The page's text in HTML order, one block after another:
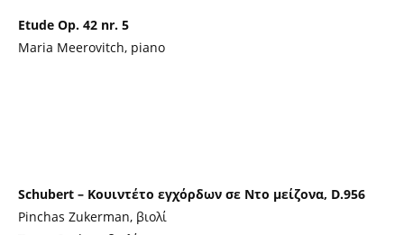
Etude Op. 42 nr. 5
Maria Meerovitch, piano
Schubert – Κουιντέτο εγχόρδων σε Ντο μείζονα, D.956
Pinchas Zukerman, βιολί